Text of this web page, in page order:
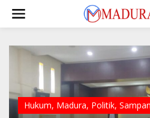
konten
Hukum, Madura, Politik,